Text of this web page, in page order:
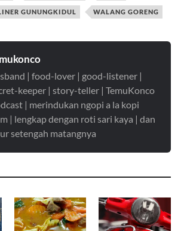
GUNUNGKIDUL WALANG GORENG
| food-lover | good-listener |
keeper | story-teller | TemuKonco
| merindukan ngopi a la kopi
| lengkap dengan roti sari kaya | dan
setengah matangnya